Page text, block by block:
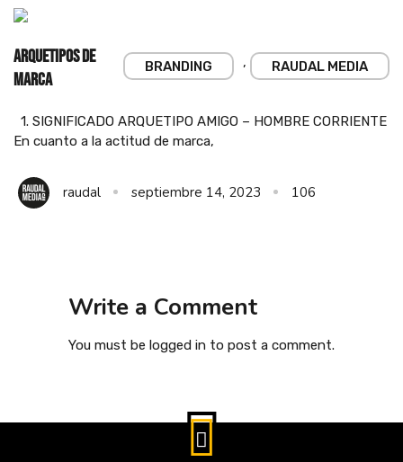
BRANDING , RAUDAL MEDIA
Arquetipos de
marca
1. SIGNIFICADO ARQUETIPO AMIGO – HOMBRE CORRIENTE
En cuanto a la actitud de marca,
raudal septiembre 14, 2023 106
Write a Comment
You must be logged in to post a comment.